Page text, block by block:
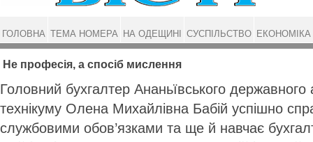
Не професія, а спосіб мислення
Головний бухгалтер Ананьївського державного
технікуму Олена Михайлівна Бабій успішно
службовими обов’язками та ще й навчає
ГОЛОВНА ТЕМА НОМЕРА НА ОДЕЩИНІ СУСПІЛЬСТВО ЕКОНОМІКА